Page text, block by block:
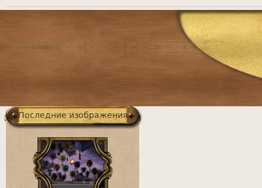
Главное
меню
Последние изображения